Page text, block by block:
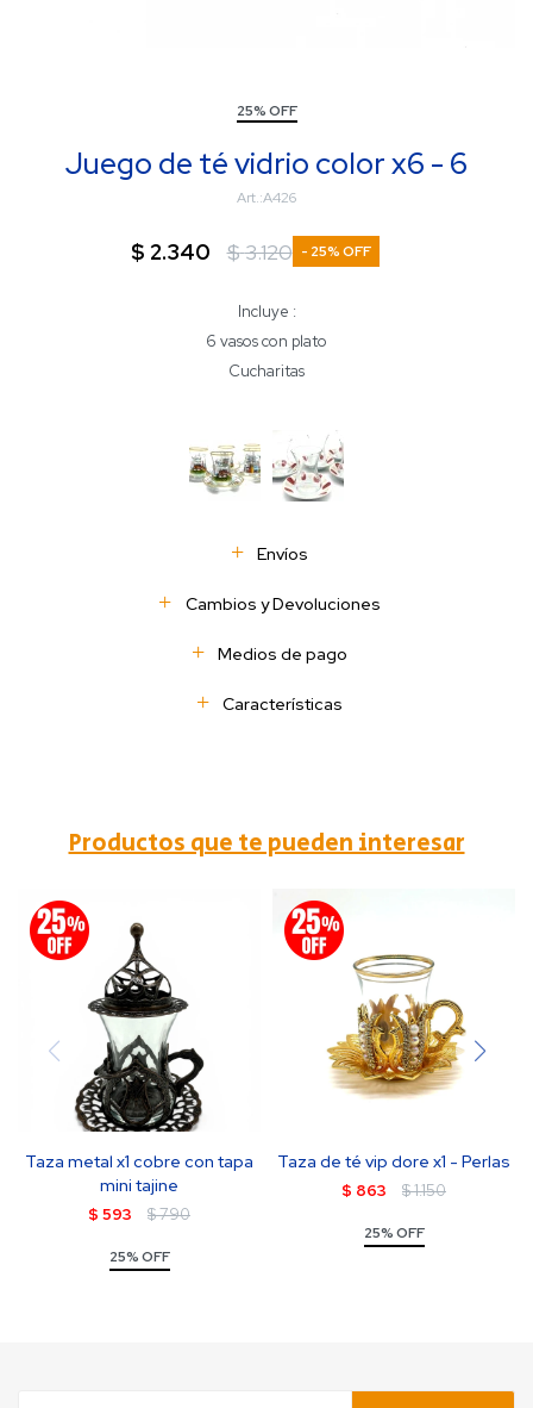
25% OFF
Juego de té vidrio color x6 - 6
A426
$ 2.340 $3.120 25
Incluye :
6 vasos con plato
Cucharitas
Envíos
Cambios y Devoluciones
Medios de pago
Características
Productos que te pueden interesar
Taza metal x1 cobre con tapa
mini tajine
$ 593 $790
25% OFF
Taza de té vip dore x1 - Perlas
$ 863 $1.150
25% OFF